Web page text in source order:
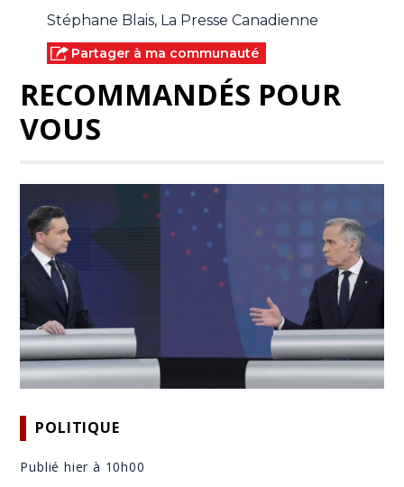
Stéphane Blais, La Presse Canadienne
Partager à ma communauté
RECOMMANDÉS POUR
VOUS
POLITIQUE
Publié hier à 10h00